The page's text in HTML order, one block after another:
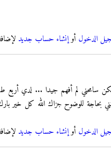
الدخول أوإنشاء حساب جديد
لكن سامحني لم أفهم جيدا ... لدي
للوضوح جزاك الله كل خير بارك
الدخول أوإنشاء حساب جديد